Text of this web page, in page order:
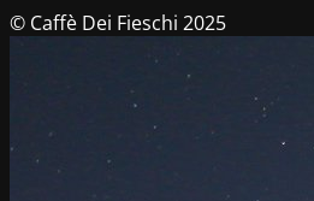
© Caffè Dei Fieschi 2025